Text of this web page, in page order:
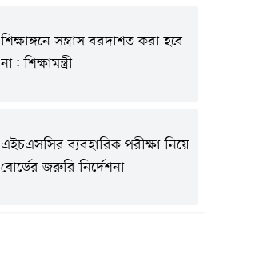
শিক্ষাঙ্গনে সন্ত্রাস বরদাশত করা হবে
না: শিক্ষামন্ত্রী
এইচএসসির ব্যবহারিক পরীক্ষা নিয়ে
বোর্ডের জরুরি নির্দেশনা